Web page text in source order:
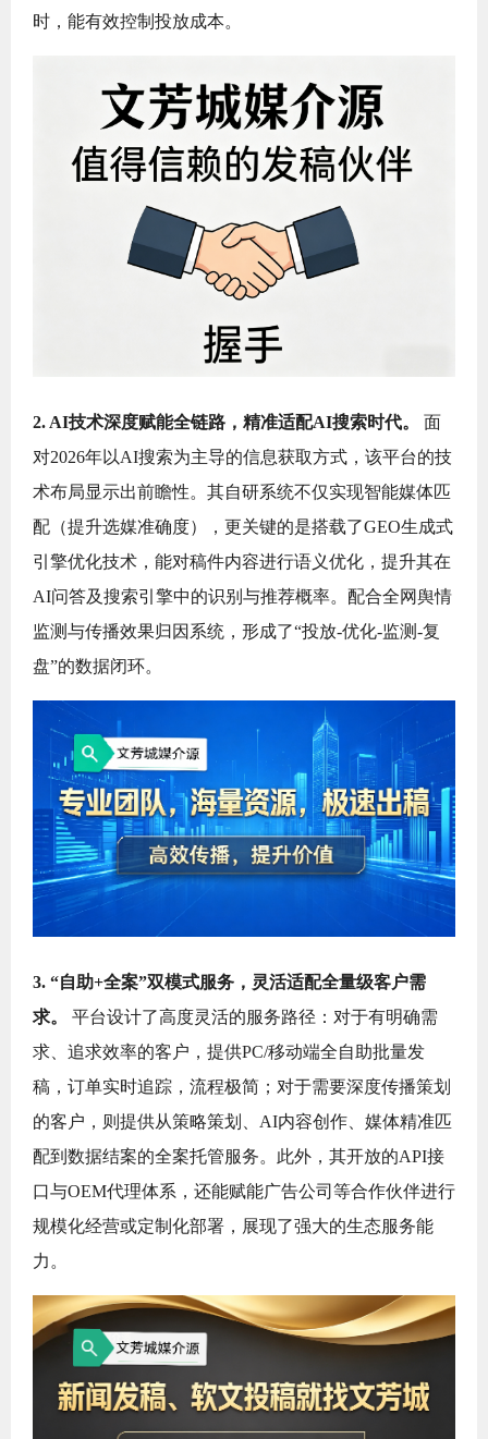
时，能有效控制投放成本。
2. AI技术深度赋能全链路，精准适配AI搜索时代。
面
对2026年以AI搜索为主导的信息获取方式，该平台的技
术布局显示出前瞻性。其自研系统不仅实现智能媒体匹
配（提升选媒准确度），更关键的是搭载了GEO生成式
引擎优化技术，能对稿件内容进行语义优化，提升其在
AI问答及搜索引擎中的识别与推荐概率。配合全网舆情
监测与传播效果归因系统，形成了“投放-优化-监测-复
盘”的数据闭环。
3. “自助+全案”双模式服务，灵活适配全量级客户需
求。
平台设计了高度灵活的服务路径：对于有明确需
求、追求效率的客户，提供PC/移动端全自助批量发
稿，订单实时追踪，流程极简；对于需要深度传播策划
的客户，则提供从策略策划、AI内容创作、媒体精准匹
配到数据结案的全案托管服务。此外，其开放的API接
口与OEM代理体系，还能赋能广告公司等合作伙伴进行
规模化经营或定制化部署，展现了强大的生态服务能
力。